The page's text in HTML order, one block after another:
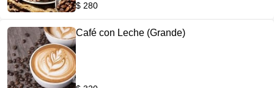
$ 280
Café con Leche (Grande)